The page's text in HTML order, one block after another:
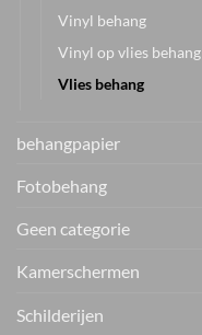
Vinyl behang
Vinyl op vlies behang
Vlies behang
behangpapier
Fotobehang
Geen categorie
Kamerschermen
Schilderijen